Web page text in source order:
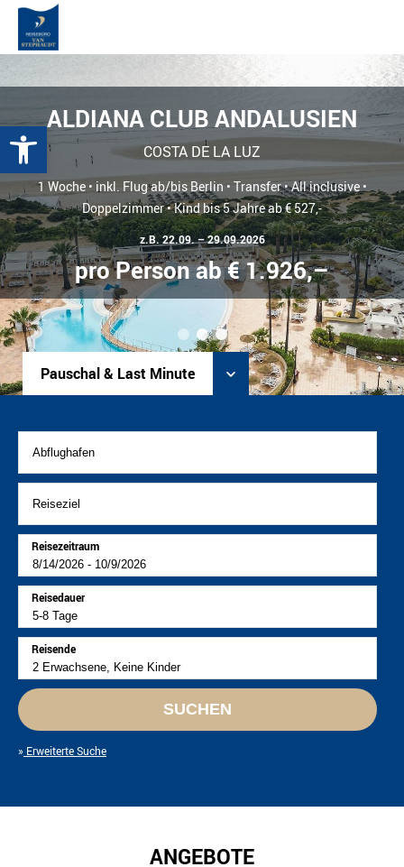
Werkzeugleiste öffnenALDIANA CLUB ANDALUSIEN
COSTA DE LA LUZ
1 Woche • inkl. Flug ab/bis Berlin • Transfer • All inclusive •
Doppelzimmer • Kind bis 5 Jahre ab € 527,-
z.B. 22.09. – 29.09.2026
pro Person ab € 1.926,–
1 2 3
Pauschal & Last Minute
Reisezeitraum
Reisedauer
Reisende
SUCHEN
Erweiterte Suche
ANGEBOTE